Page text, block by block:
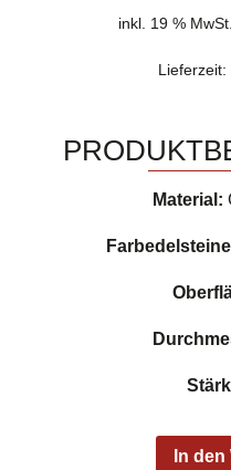
inkl. 19 % MwSt.
Lieferzeit:
Material:
In